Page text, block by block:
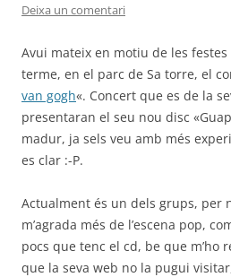
Deixa un comentari
Avui mateix en motiu de les festes
terme, en el parc de Sa torre, el
van gogh«. Concert que es de la
presentaran el seu nou disc
madur, ja sels veu amb més
es clar :-P.
Actualment és un dels grups, per
m’agrada més de l’escena pop,
pocs que tenc el cd, be que m’ho
que la seva web no la pugui